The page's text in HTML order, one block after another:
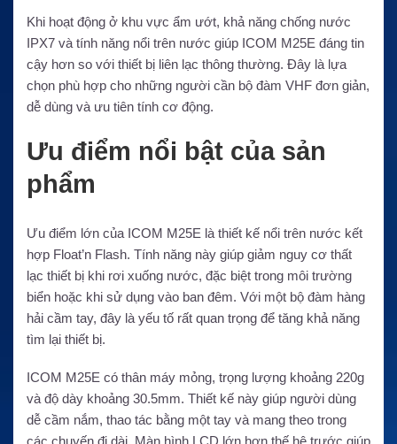
Khi hoạt động ở khu vực ẩm ướt, khả năng chống nước
IPX7 và tính năng nổi trên nước giúp ICOM M25E đáng tin
cậy hơn so với thiết bị liên lạc thông thường. Đây là lựa
chọn phù hợp cho những người cần bộ đàm VHF đơn giản,
dễ dùng và ưu tiên tính cơ động.
Ưu điểm nổi bật của sản
phẩm
Ưu điểm lớn của ICOM M25E là thiết kế nổi trên nước kết
hợp Float’n Flash. Tính năng này giúp giảm nguy cơ thất
lạc thiết bị khi rơi xuống nước, đặc biệt trong môi trường
biển hoặc khi sử dụng vào ban đêm. Với một bộ đàm hàng
hải cầm tay, đây là yếu tố rất quan trọng để tăng khả năng
tìm lại thiết bị.
ICOM M25E có thân máy mỏng, trọng lượng khoảng 220g
và độ dày khoảng 30.5mm. Thiết kế này giúp người dùng
dễ cầm nắm, thao tác bằng một tay và mang theo trong